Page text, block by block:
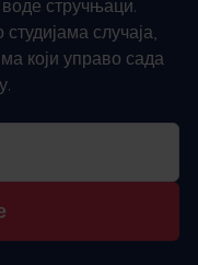
стручњаци.
случаја,
који управо сада